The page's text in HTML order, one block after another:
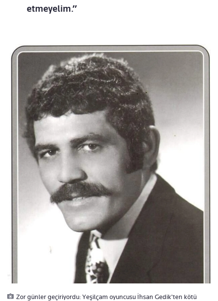
etmeyelim.”
Zor günler geçiriyordu: Yeşilçam oyuncusu İhsan Gedik'ten kötü